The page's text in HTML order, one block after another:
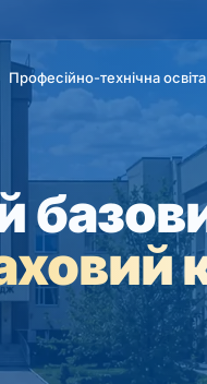
Професійно-технічна освіта